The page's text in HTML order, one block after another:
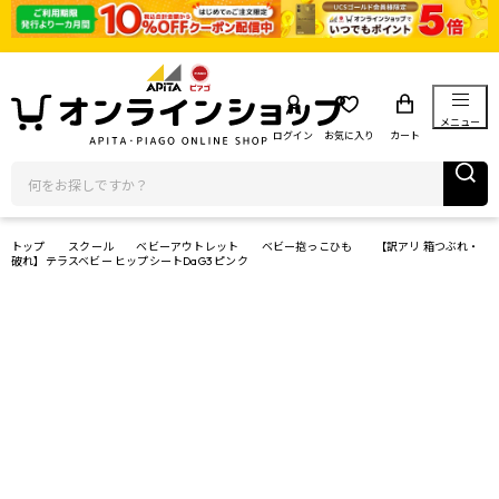
ログイン お気に入り カート
メニュー
トップ スクール ベビーアウトレット ベビー抱っこひも
【訳アリ 箱つぶれ・
破れ】テラスベビー ヒップシートDaG3 ピンク